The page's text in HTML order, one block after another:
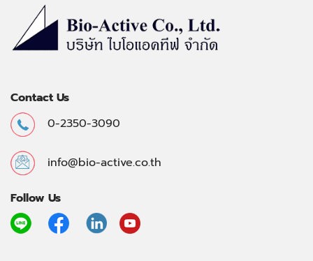
Contact Us
0-2350-3090
info@bio-active.co.th
Follow Us